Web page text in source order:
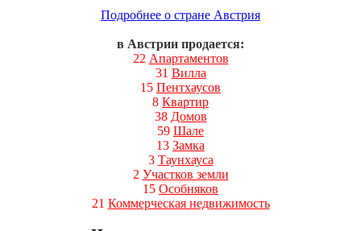
Подробнее о стране Австрия
в Австрии продается:
22 Апартаментов
31 Вилла
15 Пентхаусов
8 Квартир
38 Домов
59 Шале
13 Замка
3 Таунхауса
2 Участков земли
15 Особняков
21 Коммерческая недвижимость